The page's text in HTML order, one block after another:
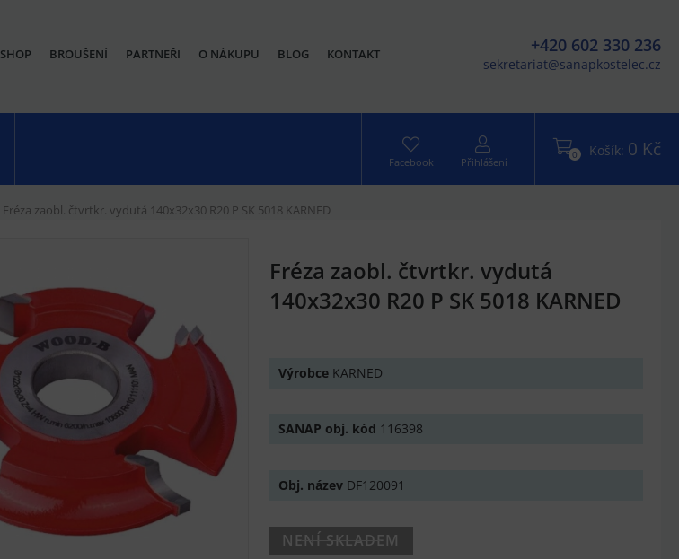
+420 602 330 236
sekretariat@sanapkostelec.cz
BROUŠENÍ PARTNEŘI O NÁKUPU BLOG KONTAKT
0 Košík: 0 Kč
Facebook Přihlášení
Fréza zaobl. čtvrtkr. vydutá 140x32x30 R20 P SK 5018 KARNED
Fréza zaobl. čtvrtkr. vydutá
140x32x30 R20 P SK 5018 KARNED
Výrobce KARNED
SANAP obj. kód 116398
Obj. název DF120091
NENÍ SKLADEM